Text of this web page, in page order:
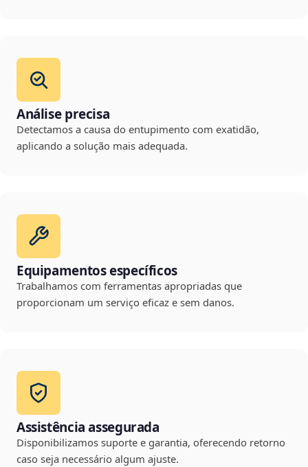
Análise precisa
Detectamos a causa do entupimento com exatidão,
aplicando a solução mais adequada.
Equipamentos específicos
Trabalhamos com ferramentas apropriadas que
proporcionam um serviço eficaz e sem danos.
Assistência assegurada
Disponibilizamos suporte e garantia, oferecendo retorno
caso seja necessário algum ajuste.